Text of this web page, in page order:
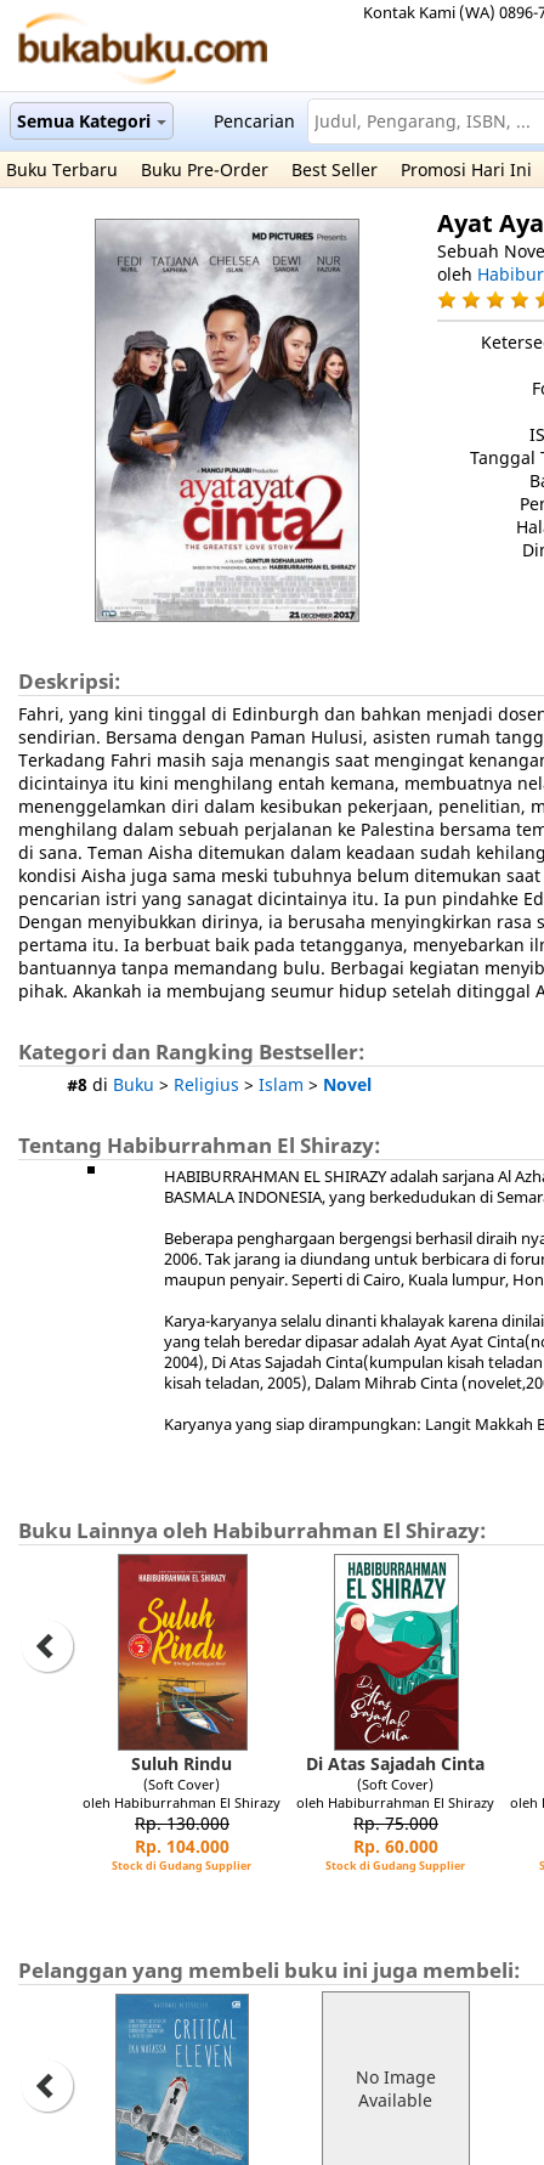
Kontak Kami (WA) 0896-
Semua Kategori Pencarian
Buku Terbaru Buku Pre-Order Best Seller Promosi Hari Ini
Ayat
Sebuah
oleh
Tanggal
Deskripsi:
Fahri, yang kini tinggal di Edinburgh dan bahkan menjadi
sendirian. Bersama dengan Paman Hulusi, asisten rumah
Terkadang Fahri masih saja menangis saat mengingat
dicintainya itu kini menghilang entah kemana, membuatnya
menenggelamkan diri dalam kesibukan pekerjaan, penelitian,
menghilang dalam sebuah perjalanan ke Palestina bersama
di sana. Teman Aisha ditemukan dalam keadaan sudah
kondisi Aisha juga sama meski tubuhnya belum ditemukan
pencarian istri yang sanagat dicintainya itu. Ia pun pindahke
Dengan menyibukkan dirinya, ia berusaha menyingkirkan
pertama itu. Ia berbuat baik pada tetangganya, menyebarkan
bantuannya tanpa memandang bulu. Berbagai kegiatan
pihak. Akankah ia membujang seumur hidup setelah ditinggal
Kategori dan Rangking Bestseller:
#8 di Buku > Religius > Islam > Novel
Tentang Habiburrahman El Shirazy:
HABIBURRAHMAN EL SHIRAZY adalah sarjana Al
BASMALA INDONESIA, yang berkedudukan di
Beberapa penghargaan bergengsi berhasil diraih
2006. Tak jarang ia diundang untuk berbicara di
maupun penyair. Seperti di Cairo, Kuala lumpur,
Karya-karyanya selalu dinanti khalayak karena
yang telah beredar dipasar adalah Ayat Ayat
2004), Di Atas Sajadah Cinta(kumpulan kisah
kisah teladan, 2005), Dalam Mihrab Cinta
Karyanya yang siap dirampungkan: Langit Makkah
Buku Lainnya oleh Habiburrahman El Shirazy:
Suluh Rindu
(Soft Cover)
oleh Habiburrahman El Shirazy
Rp. 130.000
Rp. 104.000
Stock di Gudang Supplier
Di Atas Sajadah Cinta
(Soft Cover)
oleh Habiburrahman El Shirazy
Rp. 75.000
Rp. 60.000
Stock di Gudang Supplier
oleh
Pelanggan yang membeli buku ini juga membeli:
No Image
Available